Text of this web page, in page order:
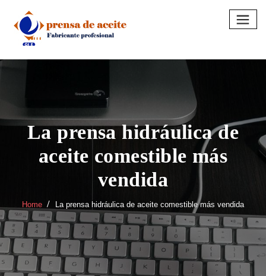
content
La prensa hidráulica de
aceite comestible más
vendida
Home La prensa hidráulica de aceite comestible más vendida